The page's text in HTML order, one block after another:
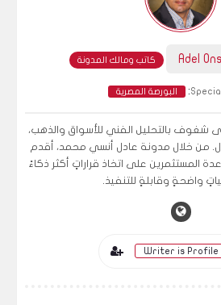
Adel كاتب ومالك المدونة
: البورصة المصرية
بالتحليل الفني للأسواق والذهب،
من خلال مدونة عادل أنسي محمد، أقدم
المستثمرين على اتخاذ قراراتٍ أكثر ذكاءً
واضحةٍ وقابلةٍ للتنفيذ.
Writer is Profile